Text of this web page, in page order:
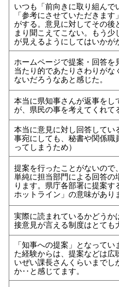
いつも「前向きに取り組ん
「参考にさせていただきま
がする。意見に対してその
まり聞こえてこない。もう
が見えるようにしてはいかが
ホームページで提案・回答
当たり的であたりさわりが
ないだろうなあと感じた。
本当に県知事さんが返事を
が、県民の事を考えてくれて
本当に意見に対し回答して
事宛にしても、秘書や関係
ってしまうため）
提案を行ったことがないので
単純に担当部門による回答
ります。県庁各部署に提案
ホットライン」の意味があり
実際に読まれているかどう
接意見が言える制度はとても
「知事への提案」となって
た経験からは、提案などは
いぜい課長さんくらいまで
か‥と感じてます。